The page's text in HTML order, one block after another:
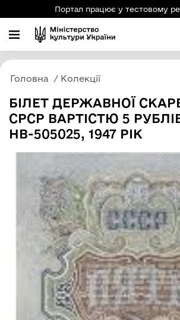
Портал працює у тестовому
Головна Колекції
БІЛЕТ ДЕРЖАВНОЇ
СРСР ВАРТІСТЮ 5
НВ-505025, 1947 РІК